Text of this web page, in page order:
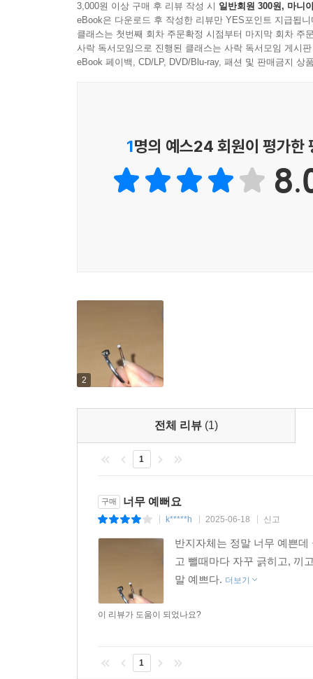
3,000원 이상 구매 후 리뷰 작성 시 일반회원 300원, 마니
eBook은 다운로드 후 작성한 리뷰만 YES포인트 지급됩니
클래스는 첫번째 회차 주문확정 시점부터 마지막 회차 주
사락 독서모임으로 진행된 클래스는 사락 독서모임 게시
eBook 페이백, CD/LP, DVD/Blu-ray, 패션 및 판매금지 상
1명의 예스24 회원이 평가한
2
전체 리뷰 (1)
1
구매 너무 예뻐요
k*****h 2025-06-18 신고
반지자체는 정말 너무 예쁜
고 뺄때마다 자꾸 긁히고, 끼
말 예쁘다. 더보기
이 리뷰가 도움이 되었나요?
1